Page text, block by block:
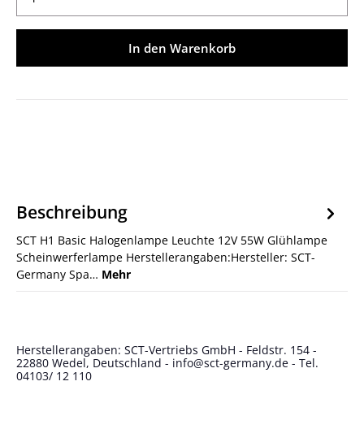
In den Warenkorb
Beschreibung
SCT H1 Basic Halogenlampe Leuchte 12V 55W Glühlampe
Scheinwerferlampe Herstellerangaben:Hersteller: SCT-
Germany Spa… Mehr
Herstellerangaben: SCT-Vertriebs GmbH - Feldstr. 154 -
22880 Wedel, Deutschland - info@sct-germany.de - Tel.
04103/ 12 110